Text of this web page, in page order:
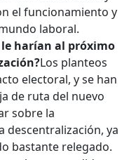
el funcionamiento y
laboral.
le harían al próximo
Los planteos
electoral, y se han
de ruta del nuevo
sobre la
descentralización, ya
bastante relegado.